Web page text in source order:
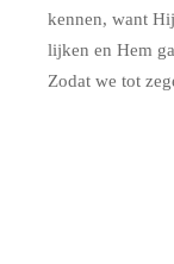
kennen, want
lijken en Hem
Zodat we tot